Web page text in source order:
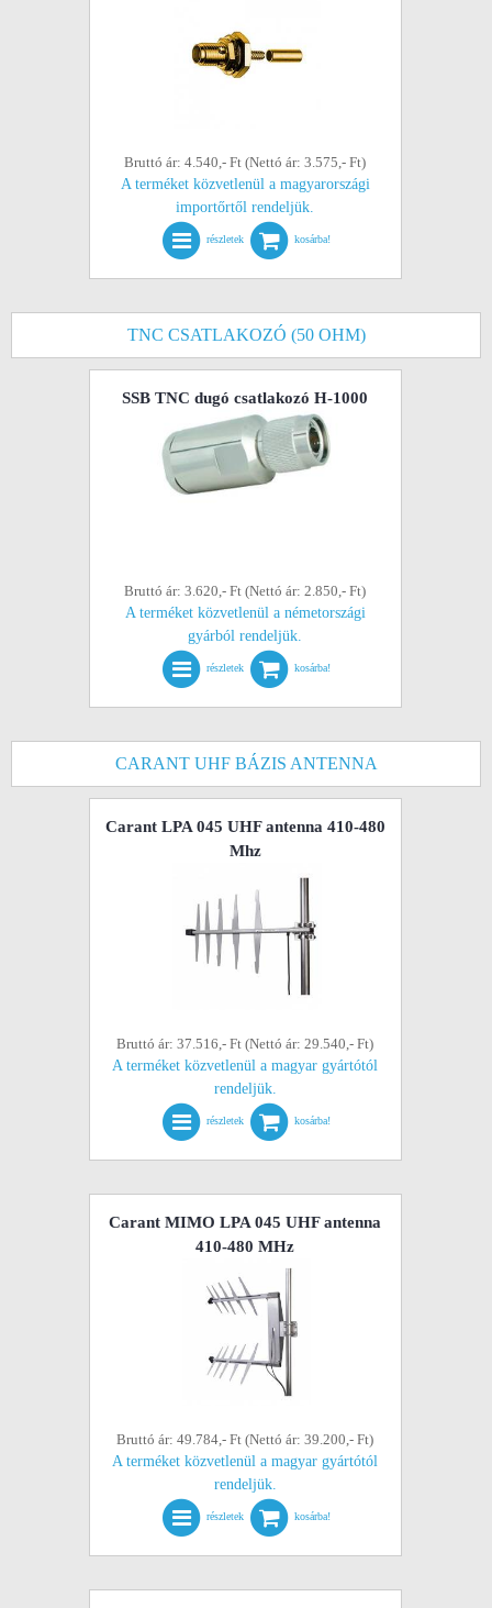
Bruttó ár: 4.540,- Ft (Nettó ár: 3.575,- Ft)
A terméket közvetlenül a magyarországi
importőrtől rendeljük.
részletek kosárba!
TNC CSATLAKOZÓ (50 OHM)
SSB TNC dugó csatlakozó H-1000
Bruttó ár: 3.620,- Ft (Nettó ár: 2.850,- Ft)
A terméket közvetlenül a németországi
gyárból rendeljük.
részletek kosárba!
CARANT UHF BÁZIS ANTENNA
Carant LPA 045 UHF antenna 410-480
Mhz
Bruttó ár: 37.516,- Ft (Nettó ár: 29.540,- Ft)
A terméket közvetlenül a magyar gyártótól
rendeljük.
részletek kosárba!
Carant MIMO LPA 045 UHF antenna
410-480 MHz
Bruttó ár: 49.784,- Ft (Nettó ár: 39.200,- Ft)
A terméket közvetlenül a magyar gyártótól
rendeljük.
részletek kosárba!